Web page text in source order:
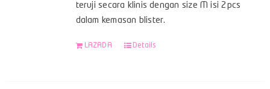
teruji secara klinis dengan size M isi 2pcs
dalam kemasan blister.
LAZADA Details